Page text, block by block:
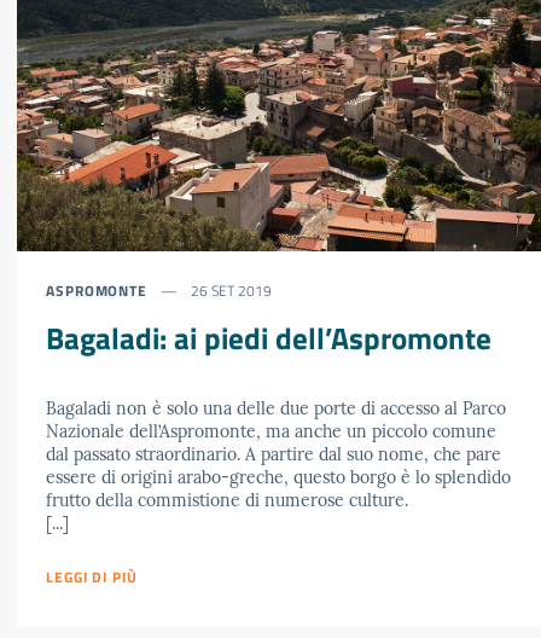
ASPROMONTE 26 SET 2019
Bagaladi: ai piedi dell’Aspromonte
Bagaladi non è solo una delle due porte di accesso al Parco
Nazionale dell’Aspromonte, ma anche un piccolo comune
dal passato straordinario. A partire dal suo nome, che pare
essere di origini arabo-greche, questo borgo è lo splendido
frutto della commistione di numerose culture.
[...]
LEGGI DI PIÙ